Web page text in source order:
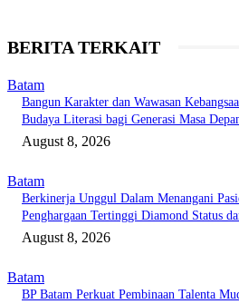
BERITA TERKAIT
Batam
Bangun Karakter dan Wawasan
Budaya Literasi bagi Generasi Masa
August 8, 2026
Batam
Berkinerja Unggul Dalam Menangani
Penghargaan Tertinggi Diamond Status
August 8, 2026
Batam
BP Batam Perkuat Pembinaan Talenta